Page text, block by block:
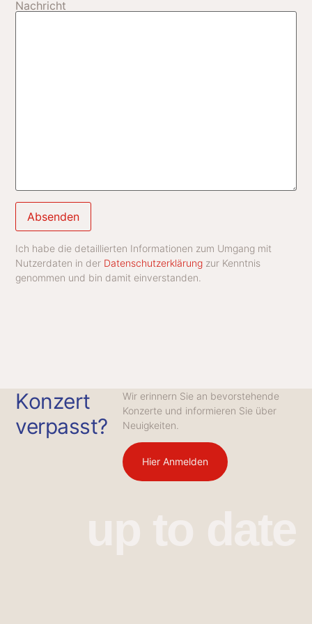
Nachricht
Alternative:
Ich habe die detaillierten Informationen zum Umgang mit
Nutzerdaten in der Datenschutzerklärung zur Kenntnis
genommen und bin damit einverstanden.
Konzert
verpasst?
Wir erinnern Sie an bevorstehende
Konzerte und informieren Sie über
Neuigkeiten.
Hier Anmelden